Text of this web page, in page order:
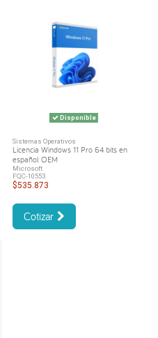
Disponible
Sistemas Operativos
Licencia Windows 11 Pro 64 bits en
español OEM
Microsoft
FQC-10553
$535.873
Cotizar